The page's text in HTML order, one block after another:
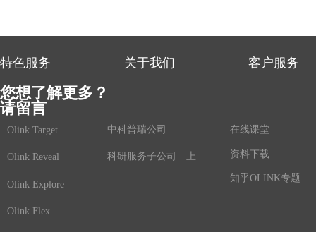
特色服务 关于我们 客户服务
您想了解更多？
请留言
Olink Target
Olink Reveal
Olink Explore
Olink Flex
中科普瑞公司 在线课堂
资料下载
知乎OLINK专题